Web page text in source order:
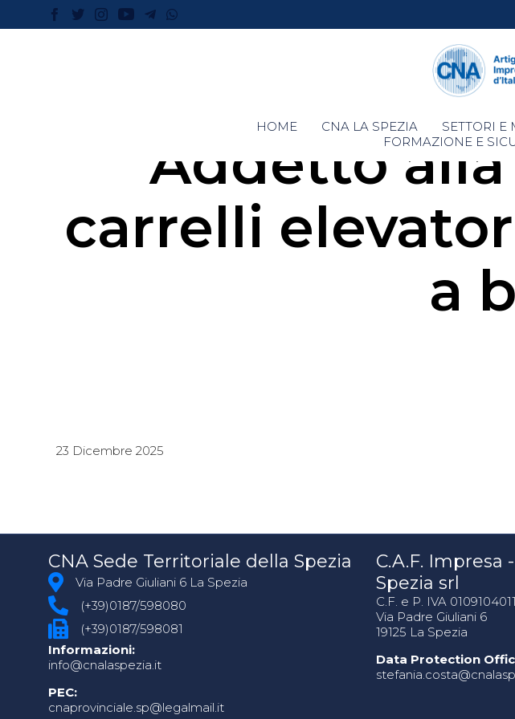
HOME CNA LA SPEZIA SETTORI E
FORMAZIONE E
Addetto
carrelli
a
23 Dicembre 2025
CNA Sede Territoriale della Spezia
Via Padre Giuliani 6 La Spezia
(+39)0187/598080
(+39)0187/598081
Informazioni:
info@cnalaspezia.it
PEC:
cnaprovinciale.sp@legalmail.it
C.A.F. Impresa
Spezia srl
C.F. e P. IVA
Via Padre Giuliani 6
19125 La Spezia
Data Protection